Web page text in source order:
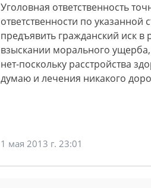
Уголовная ответственность
ответственности по указанной
предъявить гражданский иск в
взыскании морального ущерба,
нет-поскольку расстройства
думаю и лечения никакого
1 мая 2013 г. 23:01